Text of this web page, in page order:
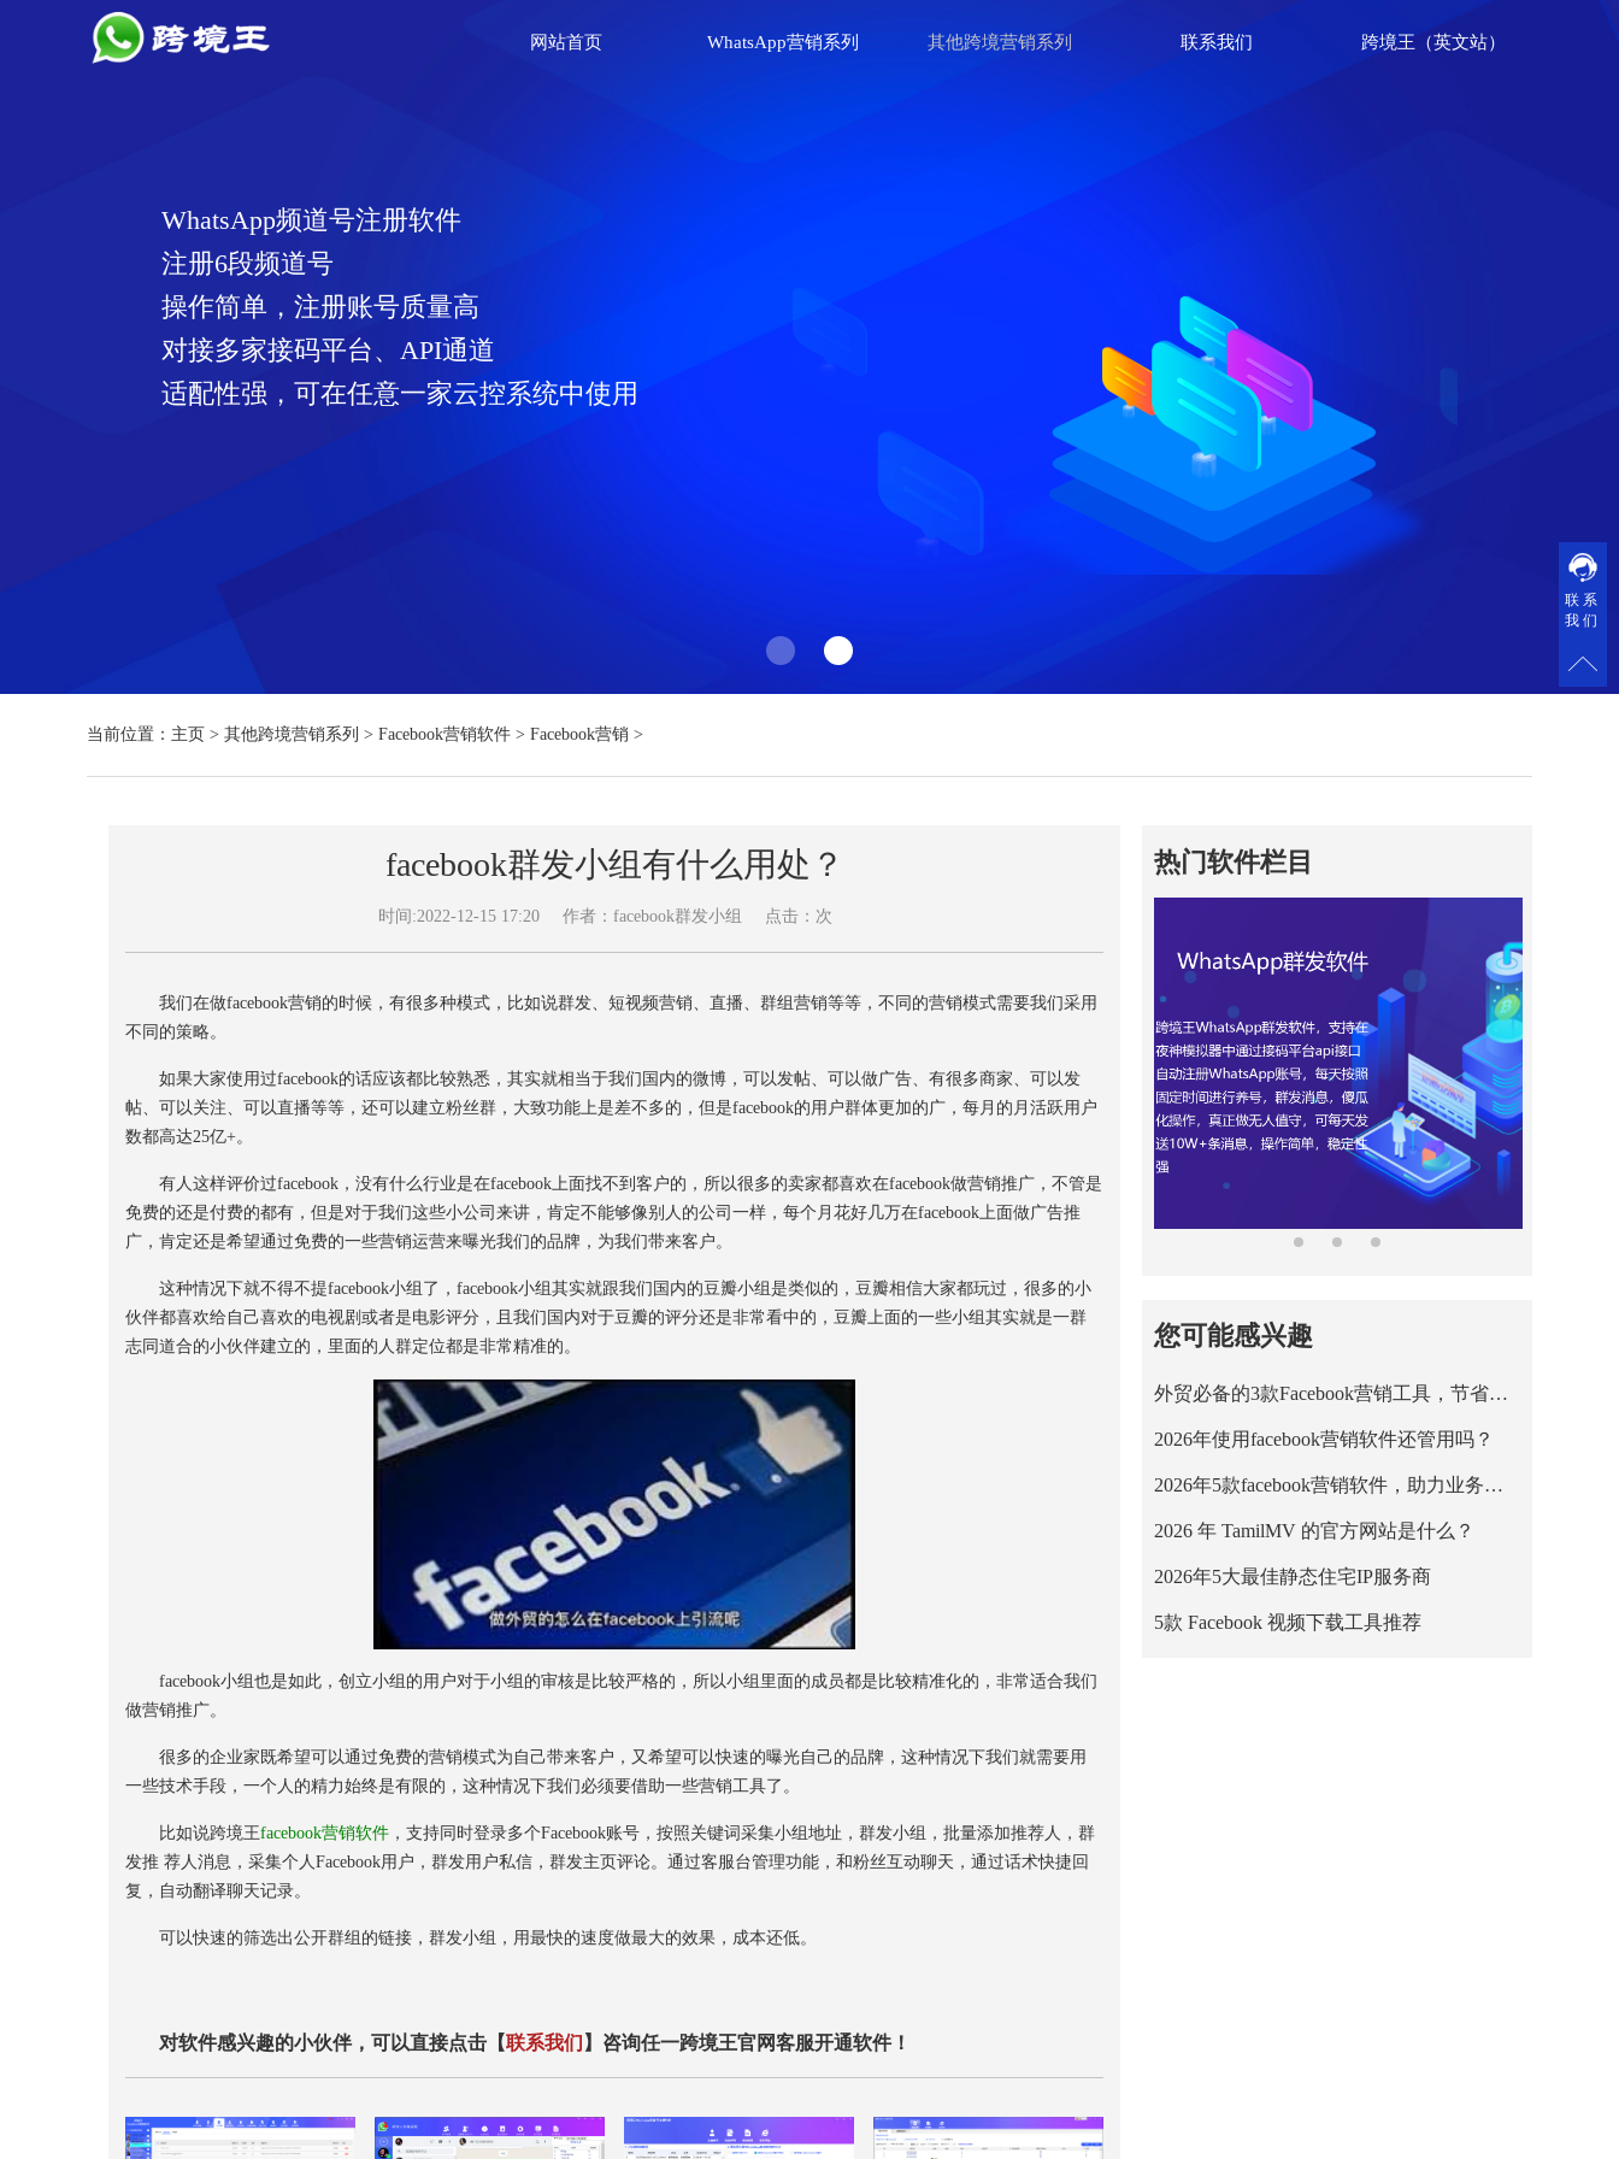
网站首页 WhatsApp营销系列 其他跨境营销系列 联系我们 跨境王（英文站）
专注全球化营销产品
WhatsApp聊天、翻译、客户管理软件
WhatsApp频道号注册、养号、群发软件
WhatsApp筛号软件，筛选有效号码，性别、年龄
FaceBook营销软件、群发小组、群发私信
当前位置： 主页 > 其他跨境营销系列 > Facebook营销软件 > Facebook营销 >
facebook群发小组有什么用处？
时间:2022-12-15 17:20 作者：facebook群发小组 点击： 次
我们在做facebook营销的时候，有很多种模式，比如说群发、短视频营销、直播、群组营销等等，不同的营销模式需要我们采用
不同的策略。
如果大家使用过facebook的话应该都比较熟悉，其实就相当于我们国内的微博，可以发帖、可以做广告、有很多商家、可以发
帖、可以关注、可以直播等等，还可以建立粉丝群，大致功能上是差不多的，但是facebook的用户群体更加的广，每月的月活跃用户
数都高达25亿+。
有人这样评价过facebook，没有什么行业是在facebook上面找不到客户的，所以很多的卖家都喜欢在facebook做营销推广，不管是
免费的还是付费的都有，但是对于我们这些小公司来讲，肯定不能够像别人的公司一样，每个月花好几万在facebook上面做广告推
广，肯定还是希望通过免费的一些营销运营来曝光我们的品牌，为我们带来客户。
这种情况下就不得不提facebook小组了，facebook小组其实就跟我们国内的豆瓣小组是类似的，豆瓣相信大家都玩过，很多的小
伙伴都喜欢给自己喜欢的电视剧或者是电影评分，且我们国内对于豆瓣的评分还是非常看中的，豆瓣上面的一些小组其实就是一群
志同道合的小伙伴建立的，里面的人群定位都是非常精准的。
facebook小组也是如此，创立小组的用户对于小组的审核是比较严格的，所以小组里面的成员都是比较精准化的，非常适合我们
做营销推广。
很多的企业家既希望可以通过免费的营销模式为自己带来客户，又希望可以快速的曝光自己的品牌，这种情况下我们就需要用
一些技术手段，一个人的精力始终是有限的，这种情况下我们必须要借助一些营销工具了。
比如说跨境王facebook营销软件 ，支持同时登录多个Facebook账号，按照关键词采集小组地址，群发小组，批量添加推荐人，群
发推 荐人消息，采集个人Facebook用户，群发用户私信，群发主页评论。通过客服台管理功能，和粉丝互动聊天，通过话术快捷回
复，自动翻译聊天记录。
可以快速的筛选出公开群组的链接，群发小组，用最快的速度做最大的效果，成本还低。
对软件感兴趣的小伙伴，可以直接点击【联系我们 】咨询任一跨境王官网客服开通软件！
热门软件栏目
您可能感兴趣
外贸必备的3款Facebook营销工具，节省营销成本！
2026年使用facebook营销软件还管用吗？
2026年5款facebook营销软件，助力业务平稳运行！
2026 年 TamilMV 的官方网站是什么？
2026年5大最佳静态住宅IP服务商
5款 Facebook 视频下载工具推荐
联系
我们